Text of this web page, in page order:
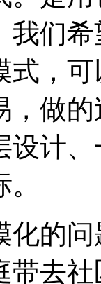
我们
式，
，做
设计
化的
带去